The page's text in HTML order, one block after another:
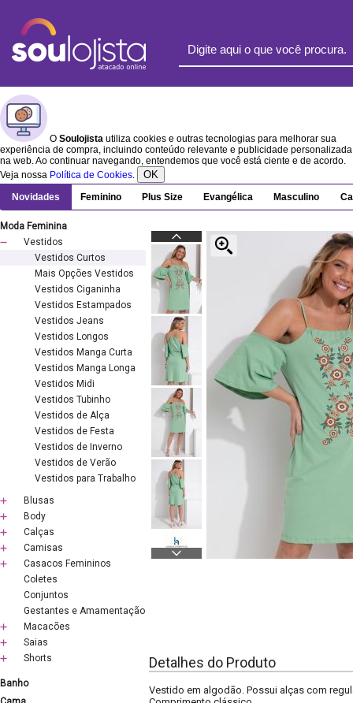
O Soulojista utiliza cookies e outras tecnologias para melhorar sua
experiência de compra, incluindo conteúdo relevante e publicidade personalizada
na web. Ao continuar navegando, entendemos que você está ciente e de acordo.
Veja nossa Política de Cookies. OK
Novidades Feminino Plus Size Evangélica Masculino
Moda Feminina
Vestidos
Vestidos Curtos
Mais Opções Vestidos
Vestidos Ciganinha
Vestidos Estampados
Vestidos Jeans
Vestidos Longos
Vestidos Manga Curta
Vestidos Manga Longa
Vestidos Midi
Vestidos Tubinho
Vestidos de Alça
Vestidos de Festa
Vestidos de Inverno
Vestidos de Verão
Vestidos para Trabalho
Blusas
Body
Calças
Camisas
Casacos Femininos
Coletes
Conjuntos
Gestantes e Amamentação
Macacões
Saias
Shorts
Banho
Detalhes do Produto
Vestido em algodão. Possui alças com